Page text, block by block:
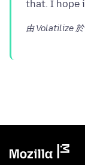
由 Volatilize 於